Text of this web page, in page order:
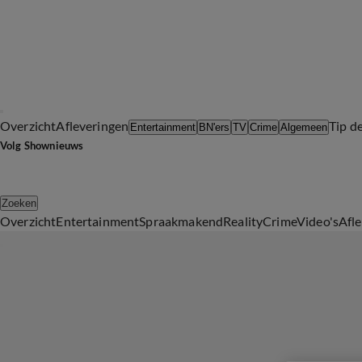
OverzichtAfleveringen Entertainment BN'ers TV Crime AlgemeenTip
Volg Shownieuws
Zoeken
OverzichtEntertainmentSpraakmakendRealityCrimeVideo's